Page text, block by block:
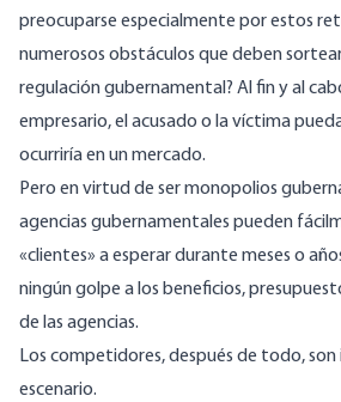
preocuparse especialmente por estos
numerosos obstáculos que deben
regulación gubernamental? Al fin y al
empresario, el acusado o la víctima
ocurriría en un mercado.
Pero en virtud de ser monopolios
agencias gubernamentales pueden
«clientes» a esperar durante meses o
ningún golpe a los beneficios,
de las agencias.
Los competidores, después de todo, son
escenario.